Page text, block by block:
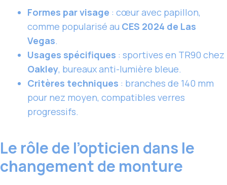
Formes par visage : cœur avec papillon,
comme popularisé au CES 2024 de Las
Vegas.
Usages spécifiques : sportives en TR90 chez
Oakley, bureaux anti-lumière bleue.
Critères techniques : branches de 140 mm
pour nez moyen, compatibles verres
progressifs.
Le rôle de l’opticien dans le
changement de monture